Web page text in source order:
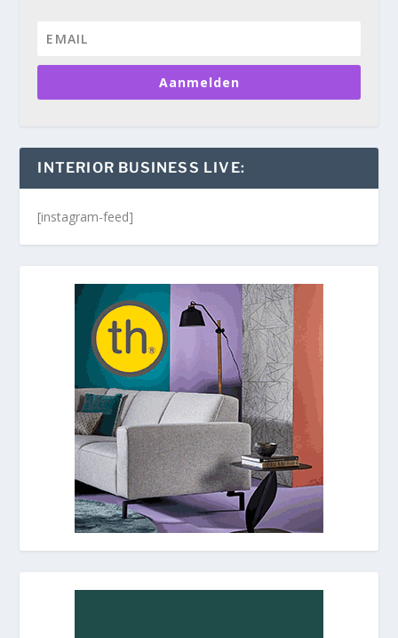
Aanmelden
INTERIOR BUSINESS LIVE:
[instagram-feed]